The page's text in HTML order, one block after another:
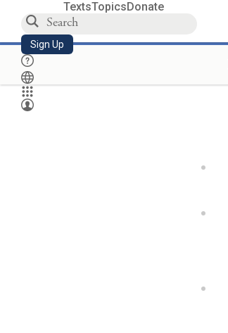
TextsTopicsDonate
Sign Up